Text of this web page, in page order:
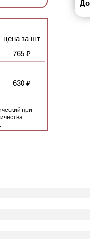
цена за шт
765 ₽
630 ₽
при